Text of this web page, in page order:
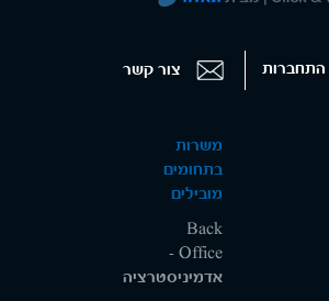
משרות
בתחומים
מובילים
Back
Office -
אדמיניסטרציה